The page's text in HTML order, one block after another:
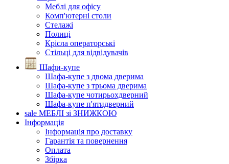
Меблі для офісу
Комп'ютерні столи
Стелажі
Полиці
Крісла операторські
Стільці для відвідувачів
Шафи-купе
Шафа-купе з двома дверима
Шафа-купе з трьома дверима
Шафа-купе чотирьохдверний
Шафа-купе п'ятидверний
sale МЕБЛІ зі ЗНИЖКОЮ
Інформація
Інформація про доставку
Гарантія та повернення
Оплата
Збірка